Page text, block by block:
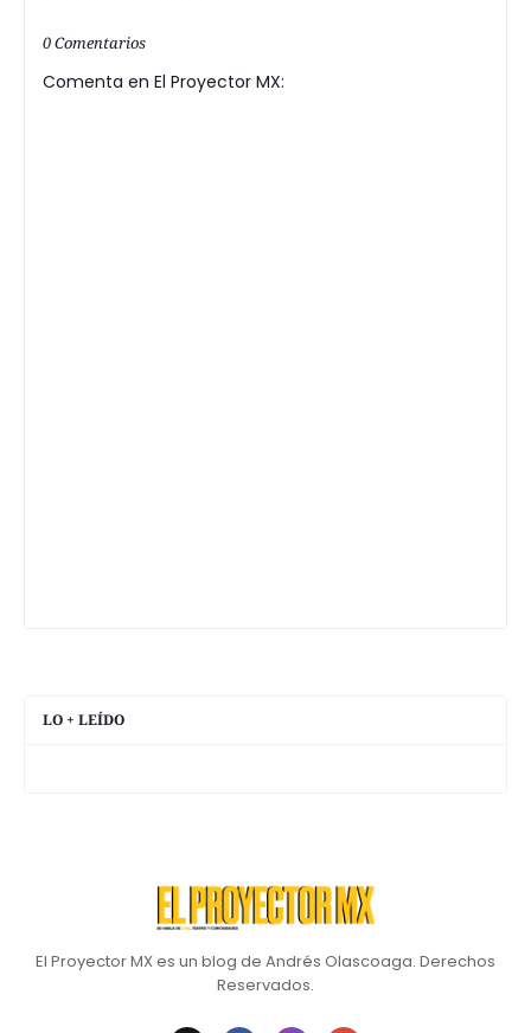
0 Comentarios
Comenta en El Proyector MX:
LO + LEÍDO
El Proyector MX es un blog de Andrés Olascoaga. Derechos
Reservados.